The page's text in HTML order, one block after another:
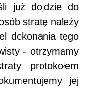
już dojdzie do
stratę należy
dokonania tego
- otrzymamy
protokołem
jej